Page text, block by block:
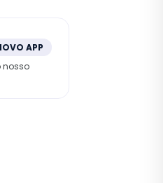
APP
nosso